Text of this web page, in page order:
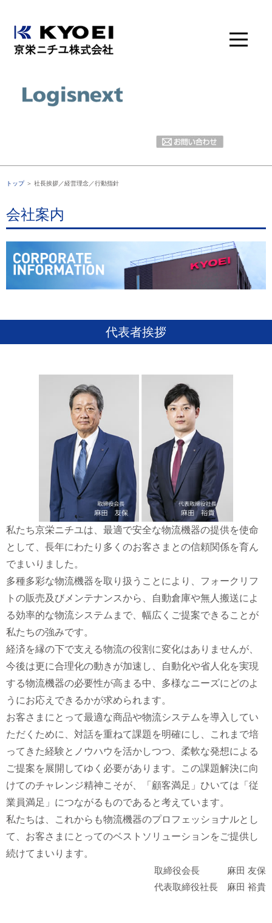
トップ＞ 社長挨拶／経営理念／行動指針
会社案内
代表者挨拶
私たち京栄ニチユは、最適で安全な物流機器の提供を使命
として、長年にわたり多くのお客さまとの信頼関係を育ん
でまいりました。
多種多彩な物流機器を取り扱うことにより、フォークリフ
トの販売及びメンテナンスから、自動倉庫や無人搬送によ
る効率的な物流システムまで、幅広くご提案できることが
私たちの強みです。
経済を縁の下で支える物流の役割に変化はありませんが、
今後は更に合理化の動きが加速し、自動化や省人化を実現
する物流機器の必要性が高まる中、多様なニーズにどのよ
うにお応えできるかが求められます。
お客さまにとって最適な商品や物流システムを導入してい
ただくために、対話を重ねて課題を明確にし、これまで培
ってきた経験とノウハウを活かしつつ、柔軟な発想による
ご提案を展開してゆく必要があります。この課題解決に向
けてのチャレンジ精神こそが、「顧客満足」ひいては「従
業員満足」につながるものであると考えています。
私たちは、これからも物流機器のプロフェッショナルとし
て、お客さまにとってのベストソリューションをご提供し
続けてまいります。
取締役会長 麻田 友保
代表取締役社長 麻田 裕貴